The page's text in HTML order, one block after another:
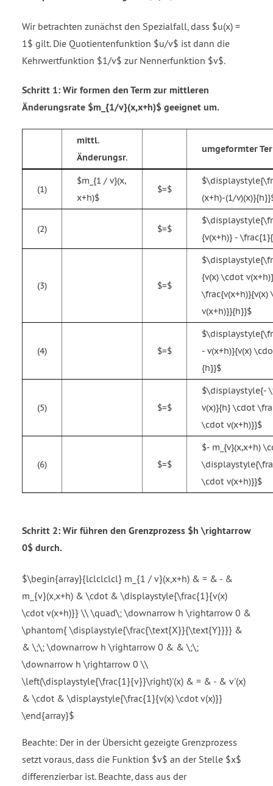
close
parenthesis
plus
cos
open
parenthesis
x
over
cubed
end
fraction
Wir betrachten zunächst den Spezialfall, dass $u(x) =
1$ gilt. Die Quotientenfunktion $u/v$ ist dann die
Kehrwertfunktion $1/v$ zur Nennerfunktion $v$.
Schritt 1: Wir formen den Term zur mittleren
Änderungsrate $m_{1/v}(x,x+h)$ geeignet um.
mittl.
Änderungsr.
umgeformter
(1)
$m_{1 / v}(x,
x+h)$
$=$
(x+h)-(1/
(2) $=$
{v(x+h)} -
(3) $=$
{v(x) \cdot
\frac{v(x+h)}{v(x)
v(x+h)}}{h}}$
(4) $=$
- v(x+h)}{v(x)
{h}}$
(5) $=$
$\displaystyle{-
v(x)}{h} \cdot
\cdot v(x+h)}}$
(6) $=$
$- m_{v}(x,x+h)
\cdot v(x+h)}}$
Schritt 2: Wir führen den Grenzprozess $h \rightarrow
0$ durch.
$\begin{array}{lclclclcl} m_{1 / v}(x,x+h) & = & - &
m_{v}(x,x+h) & \cdot & \displaystyle{\frac{1}{v(x)
\cdot v(x+h)}} \\ \quad\; \downarrow h \rightarrow 0 &
\phantom{ \displaystyle{\frac{\text{X}}{\text{Y}}}} &
& \;\; \downarrow h \rightarrow 0 & & \;\;
\downarrow h \rightarrow 0 \\
\left(\displaystyle{\frac{1}{v}}\right)'(x) & = & - & v'(x)
& \cdot & \displaystyle{\frac{1}{v(x) \cdot v(x)}}
\end{array}$
Beachte: Der in der Übersicht gezeigte Grenzprozess
setzt voraus, dass die Funktion $v$ an der Stelle $x$
differenzierbar ist. Beachte, dass aus der